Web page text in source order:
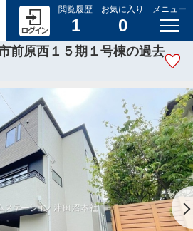
閲覧履歴
1
お気に入り
0
メニュー
前原西１５期１号棟の過去